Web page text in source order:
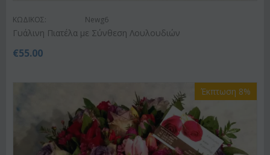
ΚΩΔΙΚΟΣ: Newg6
Γυάλινη Πιατέλα με Σύνθεση Λουλουδιών
€55.00
Έκπτωση 8%